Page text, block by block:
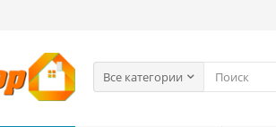
Все категории